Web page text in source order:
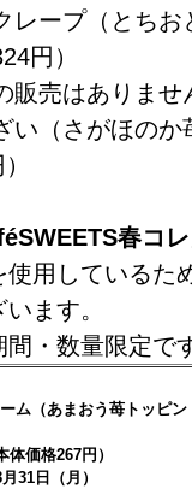
レープ（とち
円）
販売はありませ
い（さがほの
春コレ
用しているた
ます。
・数量限定で
ム（あまおう苺トッピン
体価格267円）
月 31 日（月）